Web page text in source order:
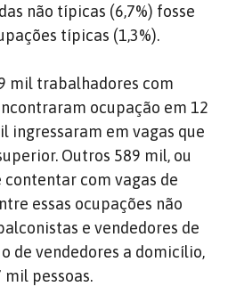
não típicas (6,7%) fosse
típicas (1,3%).
mil trabalhadores com
ocupação em 12
ingressaram em vagas que
Outros 589 mil, ou
contentar com vagas de
essas ocupações não
e vendedores de
de vendedores a domicílio,
mil pessoas.